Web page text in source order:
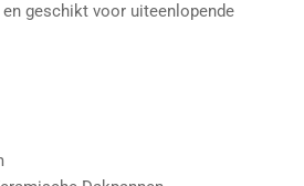
geschikt voor uiteenlopende